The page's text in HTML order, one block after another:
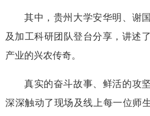
其中，贵州大学安华明、谢
及加工科研团队登台分享，讲述
产业的兴农传奇。
真实的奋斗故事、鲜活的攻
深深触动了现场及线上每一位师